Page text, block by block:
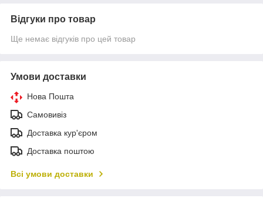
Відгуки про товар
Ще немає відгуків про цей товар
Умови доставки
Нова Пошта
Самовивіз
Доставка кур'єром
Доставка поштою
Всі умови доставки